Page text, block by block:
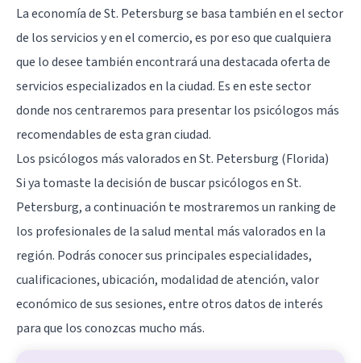
La economía de St. Petersburg se basa también en el sector
de los servicios y en el comercio, es por eso que cualquiera
que lo desee también encontrará una destacada oferta de
servicios especializados en la ciudad. Es en este sector
donde nos centraremos para presentar los psicólogos más
recomendables de esta gran ciudad.
Los psicólogos más valorados en St. Petersburg (Florida)
Si ya tomaste la decisión de buscar psicólogos en St.
Petersburg, a continuación te mostraremos un ranking de
los profesionales de la salud mental más valorados en la
región. Podrás conocer sus principales especialidades,
cualificaciones, ubicación, modalidad de atención, valor
económico de sus sesiones, entre otros datos de interés
para que los conozcas mucho más.